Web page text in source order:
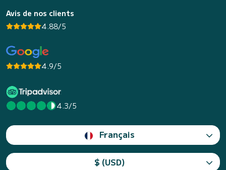
Avis de nos clients
4.88/5
4.9/5
4.3/5
Français
$ (USD)